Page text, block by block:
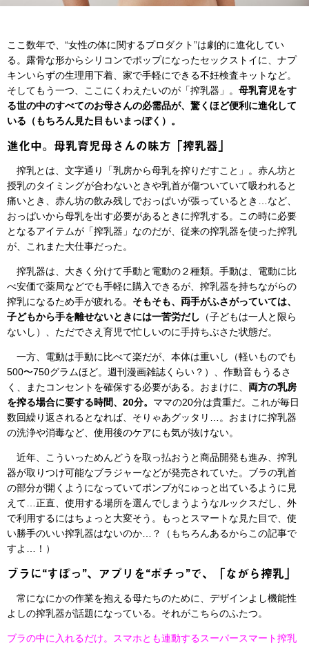
ここ数年で、“女性の体に関するプロダクト”は劇的に進化してい
る。露骨な形からシリコンでポップになったセックストイに、ナプ
キンいらずの生理用下着、家で手軽にできる不妊検査キットなど。
そしてもう一つ、ここにくわえたいのが「搾乳器」。 母乳育児をす
る世の中のすべてのお母さんの必需品が、驚くほど便利に進化して
いる（もちろん見た目もいまっぽく）。
進化中。母乳育児母さんの味方「搾乳器」
搾乳とは、文字通り「乳房から母乳を搾りだすこと」。赤ん坊と
授乳のタイミングが合わないときや乳首が傷ついていて吸われると
痛いとき、赤ん坊の飲み残しでおっぱいが張っているとき…など、
おっぱいから母乳を出す必要があるときに搾乳する。この時に必要
となるアイテムが「搾乳器」なのだが、従来の搾乳器を使った搾乳
が、これまた大仕事だった。
搾乳器は、大きく分けて手動と電動の２種類。手動は、電動に比
べ安価で薬局などでも手軽に購入できるが、搾乳器を持ちながらの
搾乳になるため手が疲れる。 そもそも、両手がふさがっていては、
子どもから手を離せないときには一苦労だし （子どもは一人と限ら
ないし）、ただでさえ育児で忙しいのに手持ちぶさた状態だ。
一方、電動は手動に比べて楽だが、本体は重いし（軽いものでも
500〜750グラムほど。週刊漫画雑誌くらい？）、作動音もうるさ
く、またコンセントを確保する必要がある。おまけに、 両方の乳房
を搾る場合に要する時間、20分。 ママの20分は貴重だ。これが毎日
数回繰り返されるとなれば、そりゃあグッタリ…。おまけに搾乳器
の洗浄や消毒など、使用後のケアにも気が抜けない。
近年、こういっためんどうを取っ払おうと商品開発も進み、搾乳
器が取りつけ可能なブラジャーなどが発売されていた。ブラの乳首
の部分が開くようになっていてポンプがにゅっと出ているように見
えて…正直、使用する場所を選んでしまうようなルックスだし、外
で利用するにはちょっと大変そう。もっとスマートな見た目で、使
い勝手のいい搾乳器はないのか…？（もちろんあるからこの記事で
すよ…！）
ブラに“すぽっ”、アプリを“ポチっ”で、「ながら搾乳」
常になにかの作業を抱える母たちのために、デザインよし機能性
よしの搾乳器が話題になっている。それがこちらのふたつ。
ブラの中に入れるだけ。スマホとも連動するスーパースマート搾乳